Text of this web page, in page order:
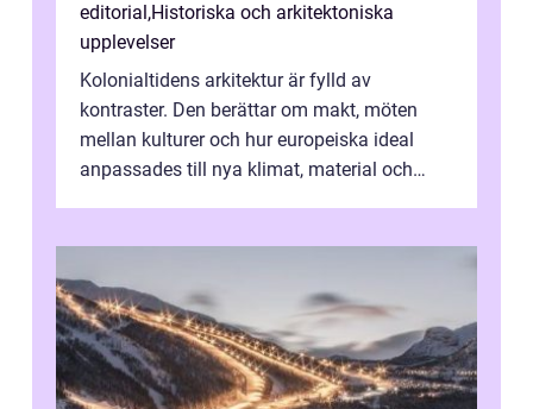
editorial,Historiska och arkitektoniska
upplevelser
Kolonialtidens arkitektur är fylld av
kontraster. Den berättar om makt, möten
mellan kulturer och hur europeiska ideal
anpassades till nya klimat, material och